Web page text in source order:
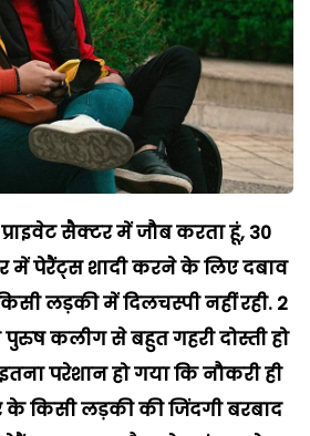
सैक्टर में जौब करता हूं, 30
में पेरैंट्स शादी करने के लिए दबाव
लड़की में दिलचस्पी नहीं रही. 2
कलीग से बहुत गहरी दोस्ती हो
परेशान हो गया कि नौकरी ही
किसी लड़की की जिंदगी बरबाद